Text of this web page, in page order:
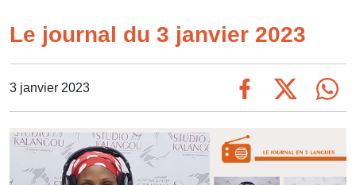
Le journal du 3 janvier 2023
3 janvier 2023